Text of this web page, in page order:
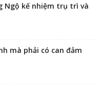
Ngộ kế nhiệm trụ trì và
mà phải có can đảm